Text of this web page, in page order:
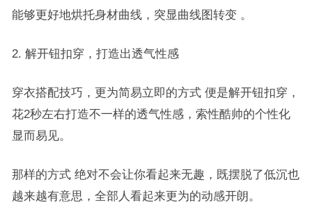
能够更好地烘托身材曲线，突显曲线图转变 。
2. 解开钮扣穿，打造出透气性感
穿衣搭配技巧，更为简易立即的方式 便是解开钮扣穿，
花2秒左右打造不一样的透气性感，索性酷帅的个性化
显而易见。
那样的方式 绝对不会让你看起来无趣，既摆脱了低沉也
越来越有意思，全部人看起来更为的动感开朗。